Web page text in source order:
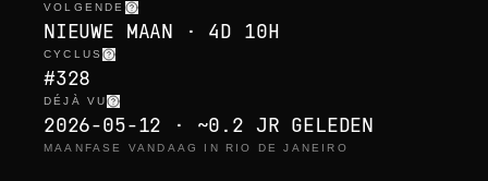
VOLGENDE
NIEUWE MAAN · 4D 10H
CYCLUS
#328
DÉJÀ VU
2026-05-12 · ~0.2 JR GELEDEN
MAANFASE VANDAAG IN RIO DE JANEIRO